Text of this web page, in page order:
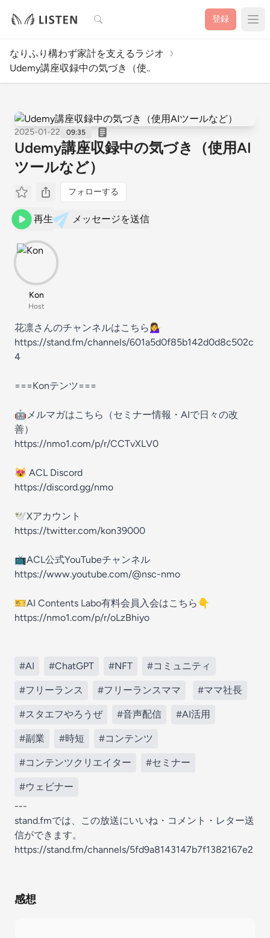
検索 登録
なりふり構わず家計を支えるラジオ
Udemy講座収録中の気づき（使..
2025-01-22 09:35
Udemy講座収録中の気づき（使用AI
ツールなど）
フォローする
再生 メッセージを送信
Kon
Host
花凛さんのチャンネルはこちら💁‍♀️
https://stand.fm/channels/601a5d0f85b142d0d8c502c
4
===Konテンツ===
🤖メルマガはこちら（セミナー情報・AIで日々の改
善）
https://nmo1.com/p/r/CCTvXLV0
😻 ACL Discord
https://discord.gg/nmo
🕊Xアカウント
https://twitter.com/kon39000
📺ACL公式YouTubeチャンネル
https://www.youtube.com/@nsc-nmo
🎫AI Contents Labo有料会員入会はこちら👇
https://nmo1.com/p/r/oLzBhiyo
#AI #ChatGPT #NFT #コミュニティ
#フリーランス #フリーランスママ #ママ社長
#スタエフやろうぜ #音声配信 #AI活用
#副業 #時短 #コンテンツ
#コンテンツクリエイター #セミナー
#ウェビナー
---
stand.fmでは、この放送にいいね・コメント・レター送
信ができます。
https://stand.fm/channels/5fd9a8143147b7f1382167e2
感想